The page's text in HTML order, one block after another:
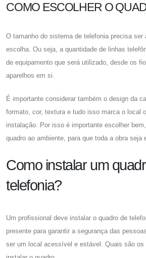
COMO ESCOLHER O
O tamanho do sistema de telefonia precisa ser
escolha. Ou seja, a quantidade de linhas
de equipamento que será utilizado, desde os
aparelhos em si.
É importante considerar também o design da
formato, cor, textura e tudo isso marca o local
instalação. Por isso é importante escolher
quadro ao ambiente, para que toda a obra seja
Como instalar um
telefonia?
Um profissional deve instalar o quadro de
presente para garantir a segurança das
ser um local acessível e estável. Quais são os